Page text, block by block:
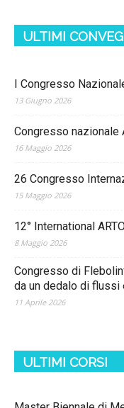
ULTIMI
I Congresso
13 Giugno 2026
Congresso nazionale
16 Maggio 2026
26 Congresso
15 Maggio 2026
12° International
8 Maggio 2026
Congresso di
da un dedalo di
11 Aprile 2026
ULTIMI CORSI